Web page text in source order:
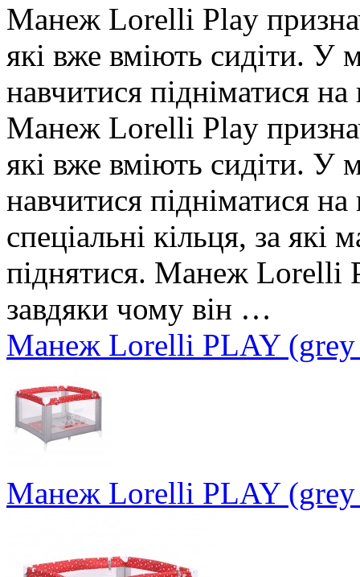
Манеж Lorelli Play
які вже вміють сидіти. У
навчитися підніматися
Манеж Lorelli Play
які вже вміють сидіти. У
навчитися підніматися
спеціальні кільця, за які
піднятися. Манеж Lorelli
завдяки чому він …
Манеж Lorelli PLAY (grey
Манеж Lorelli PLAY (grey